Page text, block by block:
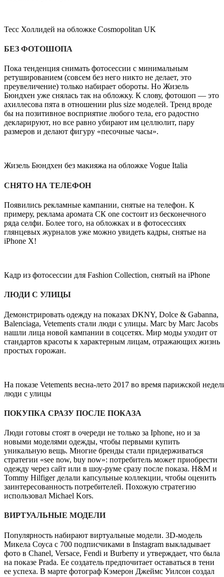
Тесс Холлидей на обложке Cosmopolitan UK
БЕЗ ФОТОШОПА
Пока тенденция снимать фотосессии с минимальным
ретушированием (совсем без него никто не делает, это
преувеличение) только набирает обороты. Но Жизель
Бюндхен уже снялась так на обложку. К слову, фотошоп — это
ахиллесова пята в отношении plus size моделей. Тренд вроде
бы на позитивное восприятие любого тела, его радостно
декларируют, но все равно убирают им целлюлит, пару
размеров и делают фигуру «песочные часы».
Жизель Бюндхен без макияжа на обложке Vogue Italia
СНЯТО НА ТЕЛЕФОН
Появились рекламные кампании, снятые на телефон. К
примеру, реклама аромата СК one состоит из бесконечного
ряда селфи. Более того, на обложках и в фотосессиях
глянцевых журналов уже можно увидеть кадры, снятые на
iPhone X!
Кадр из фотосессии для Fashion Collection, снятый на iPhone
ЛЮДИ С УЛИЦЫ
Демонстрировать одежду на показах DKNY, Dolce & Gabanna,
Balenciaga, Vetements стали люди с улицы. Marc by Marc Jacobs
нашли лица новой кампании в соцсетях. Мир моды уходит от
стандартов красоты к характерным лицам, отражающих жизнь
простых горожан.
На показе Vetements весна-лето 2017 во время парижской
люди с улицы
ПОКУПКА СРАЗУ ПОСЛЕ ПОКАЗА
Люди готовы стоят в очереди не только за Iphone, но и за
новыми моделями одежды, чтобы первыми купить
уникальную вещь. Многие бренды стали придерживаться
стратегии «see now, buy now»: потребитель может приобрести
одежду через сайт или в шоу-руме сразу после показа. Н&М и
Tommy Hilfiger делали капсульные коллекции, чтобы оценить
заинтересованность потребителей. Похожую стратегию
использовал Michael Kors.
ВИРТУАЛЬНЫЕ МОДЕЛИ
Популярность набирают виртуальные модели. 3D-модель
Микела Соуса с 700 подписчиками в Instagram выкладывает
фото в Chanel, Versace, Fendi и Burberry и утверждает, что была
на показе Prada. Ее создатель предпочитает оставаться в тени
ее успеха. В марте фотограф Кэмерон Джеймс Уилсон создал